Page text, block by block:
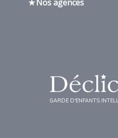
Nos agences
GARDE D'ENFANTS